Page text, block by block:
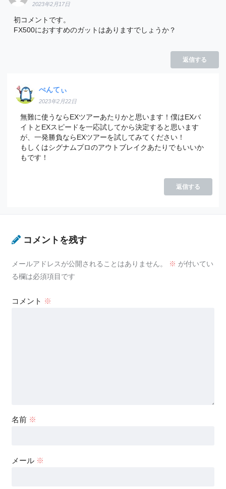
2023年2月17日
初コメントです。
FX500におすすめのガットはありますでしょうか？
返信する
ぺんてぃ
2023年2月22日
無難に使うならEXツアーあたりかと思います！僕はEXバ
イトとEXスピードを一応試してから決定すると思います
が、一発勝負ならEXツアーを試してみてください！
もしくはシグナムプロのアウトブレイクあたりでもいいか
もです！
返信する
コメントを残す
メールアドレスが公開されることはありません。 ※ が付いてい
る欄は必須項目です
コメント ※
名前 ※
メール ※